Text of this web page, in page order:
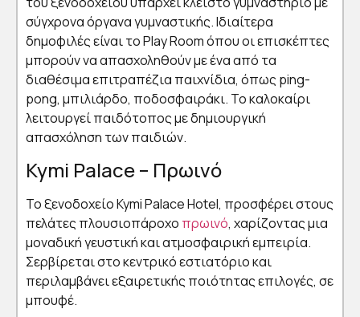
σύγχρονα όργανα γυμναστικής. Ιδιαίτερα
δημοφιλές είναι το Play Room όπου οι επισκέπτες
μπορούν να απασχοληθούν με ένα από τα
διαθέσιμα επιτραπέζια παιχνίδια, όπως ping-
pong, μπιλιάρδο, ποδοσφαιράκι. Το καλοκαίρι
λειτουργεί παιδότοπος με δημιουργική
απασχόληση των παιδιών.
Kymi Palace – Πρωινό
Το ξενοδοχείο Kymi Palace Hotel, προσφέρει στους
πελάτες πλουσιοπάροχο πρωινό, χαρίζοντας μια
μοναδική γευστική και ατμοσφαιρική εμπειρία.
Σερβίρεται στο κεντρικό εστιατόριο και
περιλαμβάνει εξαιρετικής ποιότητας επιλογές, σε
μπουφέ.